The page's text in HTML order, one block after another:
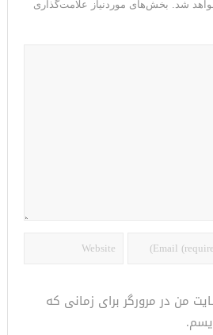
شد.
بخش‌های موردنیاز علامت‌گذاری
من در مرورگر برای زمانی که